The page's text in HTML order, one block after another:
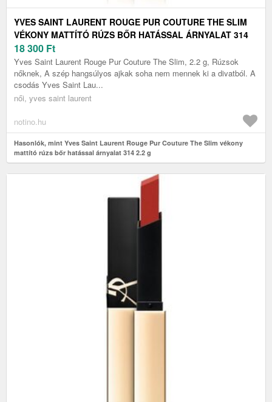
YVES SAINT LAURENT ROUGE PUR COUTURE THE SLIM
VÉKONY MATTÍTÓ RÚZS BŐR HATÁSSAL ÁRNYALAT 314
2.2 G
18 300 Ft
Yves Saint Laurent Rouge Pur Couture The Slim, 2.2 g, Rúzsok
nőknek, A szép hangsúlyos ajkak soha nem mennek ki a divatból. A
csodás Yves Saint Lau...
női, yves saint laurent
notino.hu
Hasonlók, mint Yves Saint Laurent Rouge Pur Couture The Slim vékony
mattító rúzs bőr hatással árnyalat 314 2.2 g